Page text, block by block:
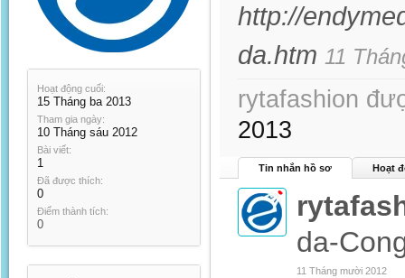
Hoạt động cuối:
15 Tháng ba 2013
Tham gia ngày:
10 Tháng sáu 2012
Bài viết:
1
Đã được thích:
0
Điểm thành tích:
0
http://
da.htm 11
rytafashion
2013
Tin nhắn hồ sơ Hoạt
da-
11 Tháng mười 2012